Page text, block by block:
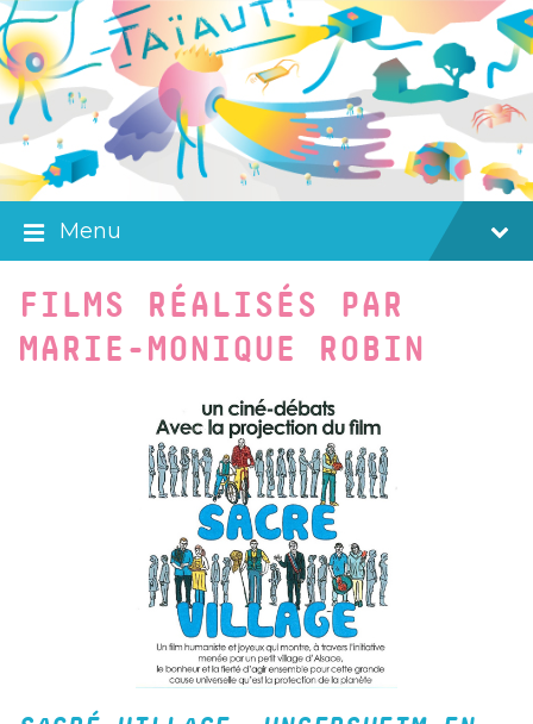
Skip
to
content
Skip
to
main
navigation
Skip
to
footer
Menu
FILMS RÉALISÉS PAR
MARIE-MONIQUE ROBIN